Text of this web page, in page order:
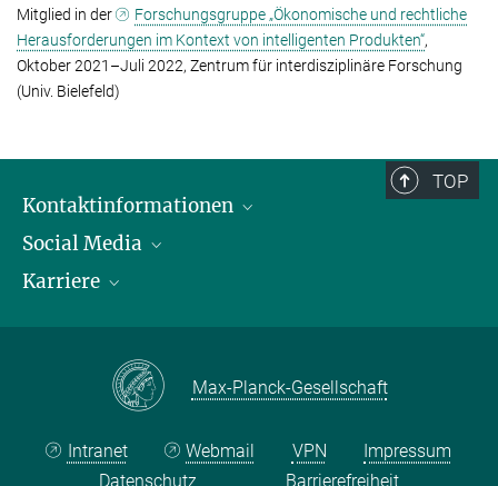
Mitglied in der
Forschungsgruppe „Ökono­mi­sche und rechtliche
Heraus­forderungen im Kontext von intelligenten Produkten“,
Oktober 2021–Juli 2022, Zentrum für interdisziplinäre Forschung
(Univ. Bielefeld)
TOP
Kontaktinformationen
Öffnungszeiten & Anfahrt
Ansprechpersonen
Social Media
LinkedIn
Karriere
Max Planck Law
Max-Planck-Gesellschaft
Intranet Webmail VPN
Impressum
Datenschutz
Barrierefreiheit